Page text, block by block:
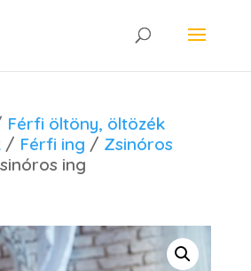
Férfi öltöny, öltözék
/ Férfi ing / Zsinóros
ing